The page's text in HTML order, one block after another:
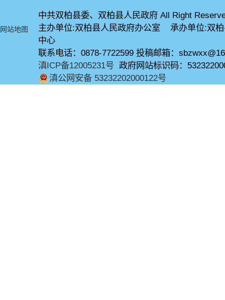
网站地图
中共双柏县委、双柏县人民政府 All Right
主办单位:双柏县人民政府办公室 承办单位:双
中心
联系电话：0878-7722599 投稿邮箱：
滇ICP备12005231号 政府网站标识码：
滇公网安备 53232202000122号